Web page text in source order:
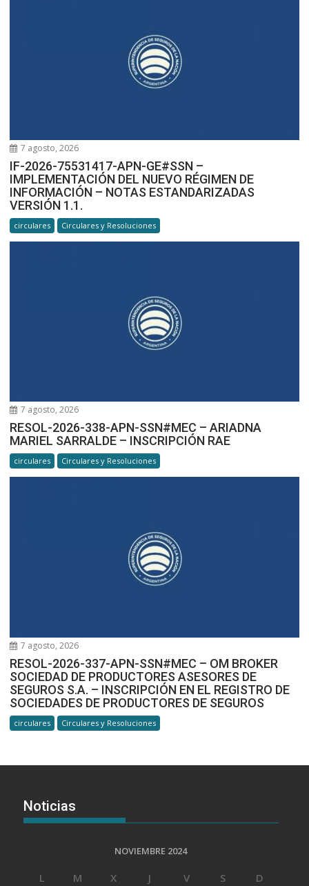
7 agosto, 2026
IF-2026-75531417-APN-GE#SSN –
IMPLEMENTACIÓN DEL NUEVO RÉGIMEN DE
INFORMACIÓN – NOTAS ESTANDARIZADAS
VERSIÓN 1.1.
circulares Circulares y Resoluciones
7 agosto, 2026
RESOL-2026-338-APN-SSN#MEC – ARIADNA
MARIEL SARRALDE – INSCRIPCIÓN RAE
circulares Circulares y Resoluciones
7 agosto, 2026
RESOL-2026-337-APN-SSN#MEC – OM BROKER
SOCIEDAD DE PRODUCTORES ASESORES DE
SEGUROS S.A. – INSCRIPCIÓN EN EL REGISTRO DE
SOCIEDADES DE PRODUCTORES DE SEGUROS
circulares Circulares y Resoluciones
Noticias
NOVIEMBRE 2024
L M X J V S D